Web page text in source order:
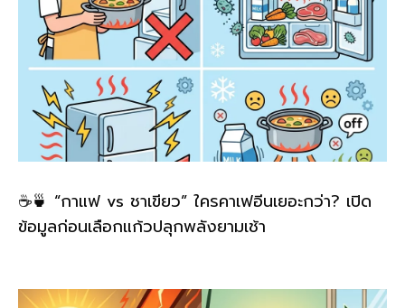
☕🍵 “กาแฟ vs ชาเขียว” ใครคาเฟอีนเยอะกว่า? เปิด
ข้อมูลก่อนเลือกแก้วปลุกพลังยามเช้า